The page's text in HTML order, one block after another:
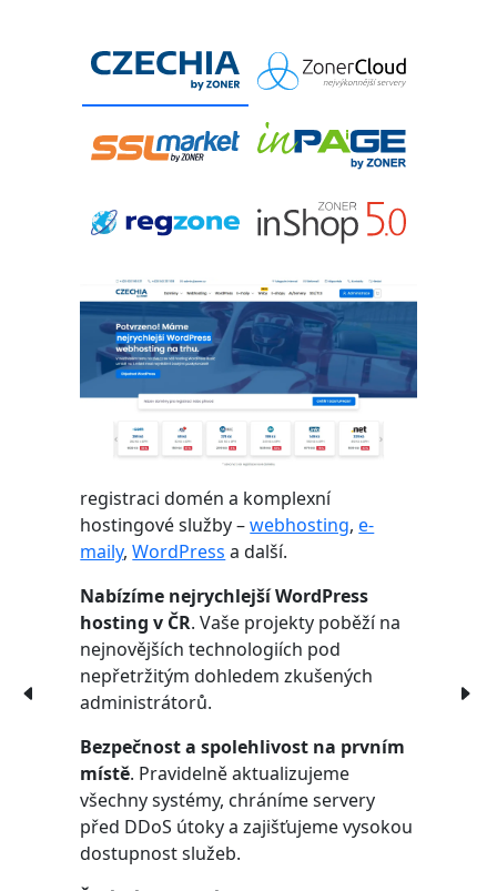
registraci domén a komplexní
hostingové služby –webhosting,e-
maily,WordPress a další.
Nabízíme nejrychlejší WordPress
hosting v ČR. Vaše projekty poběží na
nejnovějších technologiích pod
nepřetržitým dohledem zkušených
administrátorů.
Bezpečnost a spolehlivost na prvním
místě. Pravidelně aktualizujeme
všechny systémy, chráníme servery
před DDoS útoky a zajišťujeme vysokou
dostupnost služeb.